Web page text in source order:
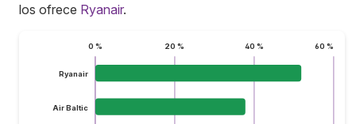
los ofrece Ryanair.
0 % 20 % 40 % 60 %
Ryanair
Air Baltic